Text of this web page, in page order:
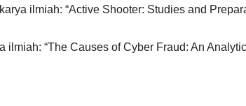
ilmiah: “Active Shooter: Studies and
“The Causes of Cyber Fraud: An